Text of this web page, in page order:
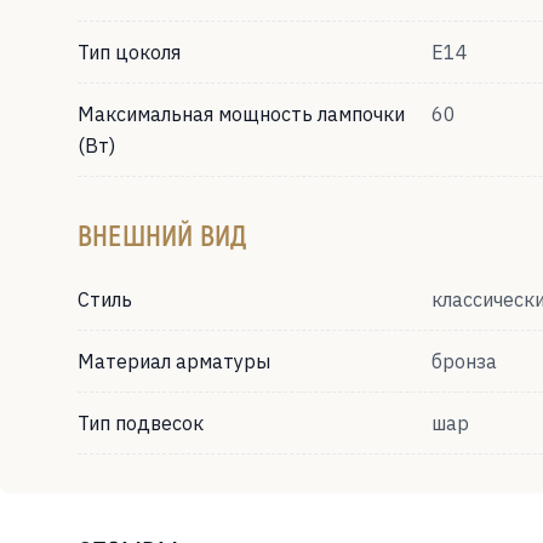
Тип цоколя Е14
Максимальная мощность лампочки
(Вт)
60
ВНЕШНИЙ ВИД
Стиль
Материал арматуры бронза
Тип подвесок шар